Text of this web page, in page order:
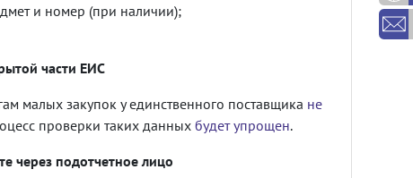
и номер (при наличии);
части ЕИС
малых закупок у единственного поставщика не
проверки таких данных будет упрощен.
через подотчетное лицо